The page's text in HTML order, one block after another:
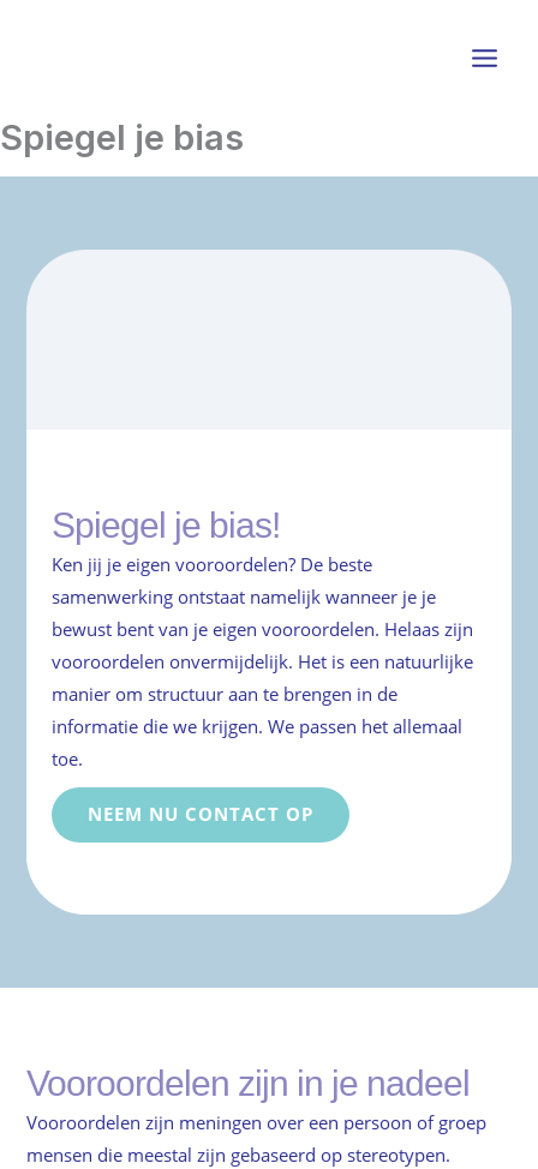
inhoud
Spiegel je bias
Spiegel je bias!
Ken jij je eigen vooroordelen? De beste
samenwerking ontstaat namelijk wanneer je je
bewust bent van je eigen vooroordelen. Helaas zijn
vooroordelen onvermijdelijk. Het is een natuurlijke
manier om structuur aan te brengen in de
informatie die we krijgen. We passen het allemaal
toe.
NEEM NU CONTACT OP
Vooroordelen zijn in je nadeel
Vooroordelen zijn meningen over een persoon of groep
mensen die meestal zijn gebaseerd op stereotypen.